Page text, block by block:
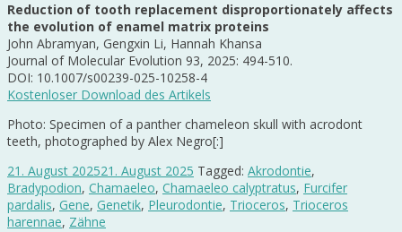
Reduction of tooth replacement disproportionately affects
the evolution of enamel matrix proteins
John Abramyan, Gengxin Li, Hannah Khansa
Journal of Molecular Evolution 93, 2025: 494-510.
DOI: 10.1007/s00239-025-10258-4
Kostenloser Download des Artikels
Photo: Specimen of a panther chameleon skull with acrodont
teeth, photographed by Alex Negro[:]
21. August 202521. August 2025 Tagged: Akrodontie,
Bradypodion, Chamaeleo, Chamaeleo calyptratus, Furcifer
pardalis, Gene, Genetik, Pleurodontie, Trioceros, Trioceros
harennae, Zähne